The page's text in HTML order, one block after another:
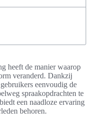
heeft de manier waarop
veranderd. Dankzij
eenvoudig de
spraakopdrachten te
biedt een naadloze ervaring
behoren.